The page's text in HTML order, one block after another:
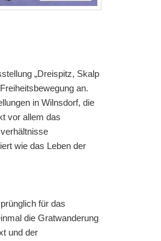
„Dreispitz, Skalp
an.
in Wilnsdorf, die
vor allem das
wie das Leben der
für das
die Gratwanderung
und der